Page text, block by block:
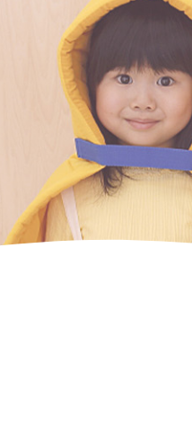
プライバシーポリシー